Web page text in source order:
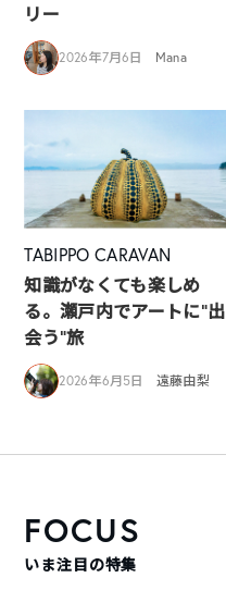
リー
2026年7月6日 Mana
TABIPPO CARAVAN
知識がなくても楽しめ
る。瀬戸内でアートに“出
会う”旅
2026年6月5日 遠藤由梨
FOCUS
いま注目の特集